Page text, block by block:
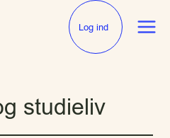
Log ind
studieliv